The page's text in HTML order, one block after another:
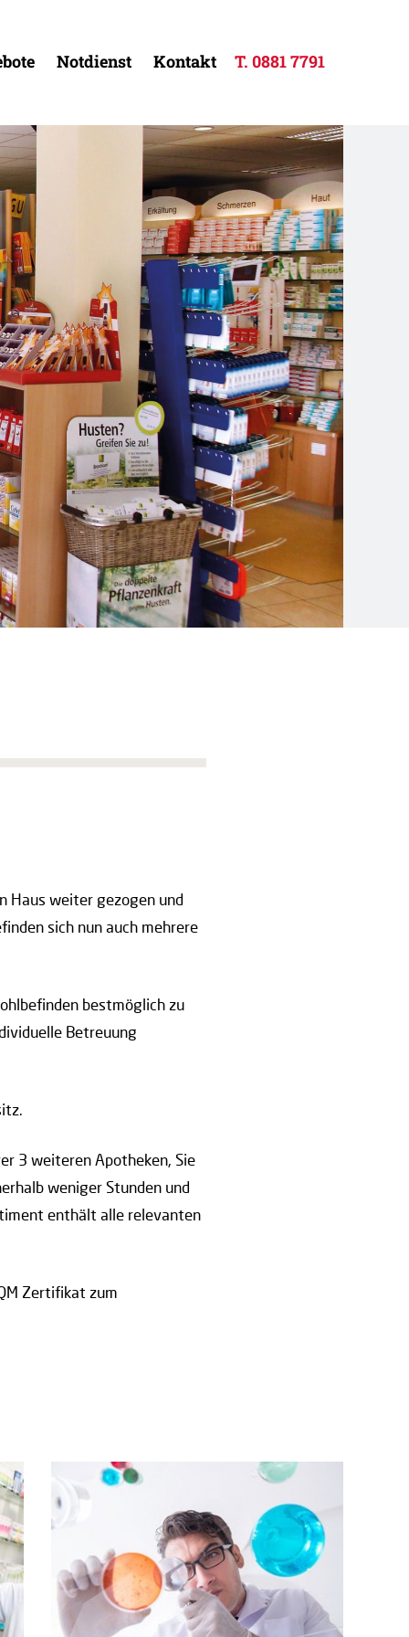
Notdienst Kontakt T. 0881 7791
Haus weiter gezogen und
sich nun auch mehrere
bestmöglich zu
Betreuung
3 weiteren Apotheken, Sie
weniger Stunden und
enthält alle relevanten
Zertifikat zum